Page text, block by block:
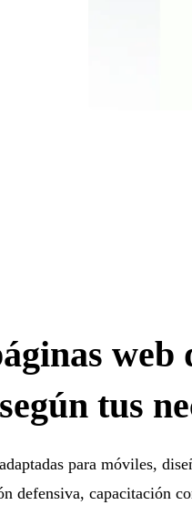
web
tus
para móviles,
defensiva, capacitación